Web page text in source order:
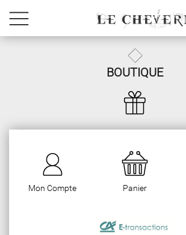
BOUTIQUE
Mon Compte Panier